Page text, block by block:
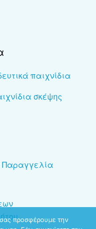
παιχνίδια
σκέψης
Παραγγελία
προσφέρουμε την